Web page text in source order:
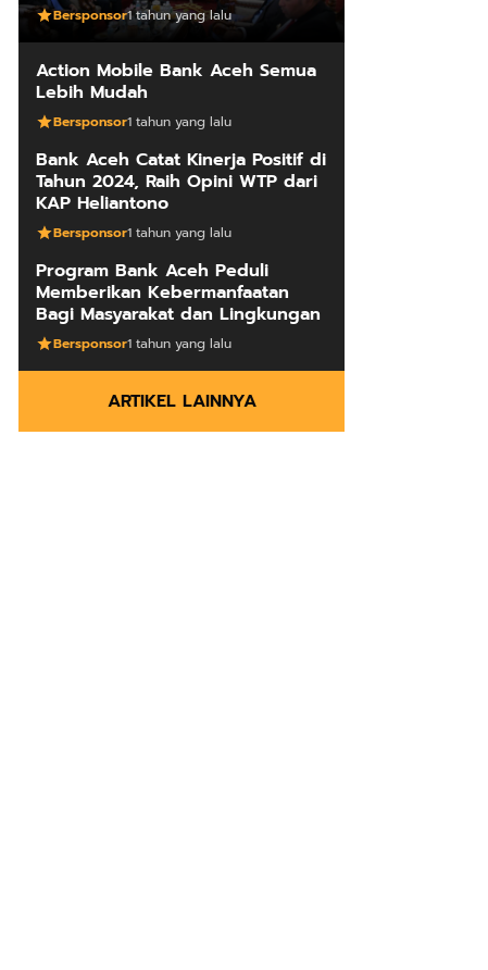
Bersponsor1 tahun yang lalu
Action Mobile Bank Aceh Semua
Lebih Mudah
Bersponsor1 tahun yang lalu
Bank Aceh Catat Kinerja Positif di
Tahun 2024, Raih Opini WTP dari
KAP Heliantono
Bersponsor1 tahun yang lalu
Program Bank Aceh Peduli
Memberikan Kebermanfaatan
Bagi Masyarakat dan Lingkungan
Bersponsor1 tahun yang lalu
ARTIKEL LAINNYA